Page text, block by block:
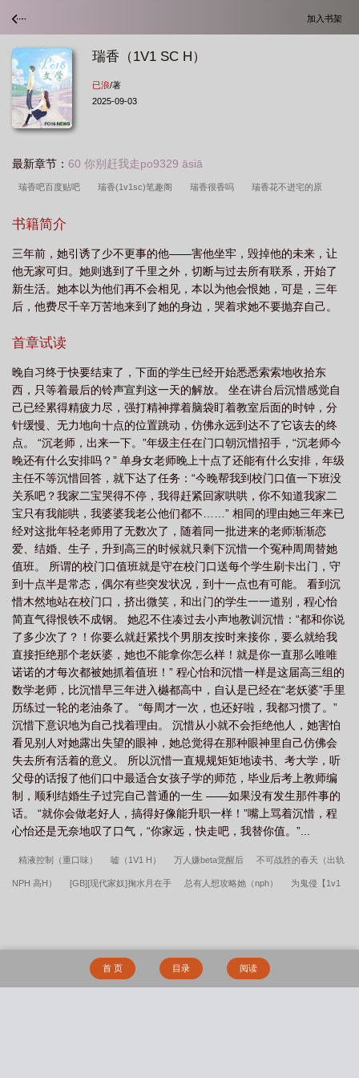
加入书架
瑞香（1V1 SC H）
已浪/著
2025-09-03
最新章节： 60 你别赶我走po9329 āsiā
瑞香吧百度贴吧 瑞香(1v1sc)笔趣阁 瑞香很香吗 瑞香花不进宅的原
香红苹果的优点和缺点
要原因是什么 瑞香为什么叫鬼花 瑞香一年能开几次花 瑞香百科 瑞香香
气 瑞香花 瑞香到底香不香 瑞香香味对人的害处 瑞香花有毒吗 瑞香
最忌讳放三处 瑞香狼毒 瑞香为何叫鬼花 瑞香百度百科 瑞香夏天怎么养
月份成熟 瑞香太香了
度 瑞香料 瑞香是个什么软件 瑞香香味浓吗 瑞香免费阅读 瑞香系列
香烟 瑞香什么意思 瑞香素胶囊什么作用 瑞香花为何不能随便养 瑞香烟
多少钱一包 瑞香耐寒多少度 瑞香有毒吗 适合在室内养吗 瑞香图片 瑞
香香味有毒吗 瑞香又叫什么 瑞香香烟 瑞香红苹果 瑞香郁情全文免费阅
读 瑞香喜阴还是喜阳 瑞香花为啥叫死人花 瑞香花一年开几次花? 瑞香
料是沉香吗 瑞香百度 瑞香料是真正的沉香吗 瑞香 瑞香app是什
么 瑞香料沉香是什么意思 男主叫瑞香的 女主叫瑞香的 瑞香花的养殖方
法与注意事项 瑞香(1V1 SC H)校园最新章节 瑞香是什么意思? 瑞香花图
瑞香是什么香味 瑞香烟 瑞香(1v1sc)作者青云剑心全文免费阅读 瑞
香香味 瑞香花好养吗 瑞香真的香吗 瑞香的香气好闻吗 瑞香红 瑞香
科是沉香吗 瑞香多少钱一包 瑞香资料 瑞香全文免费阅读 瑞香叶子发黄
养 瑞香的香味好闻吗 瑞香香吗? 瑞香科 瑞香花的寓意和象征
书籍简介
三年前，她引诱了少不更事的他——害他坐牢，毁掉他的未来，让
他无家可归。她则逃到了千里之外，切断与过去所有联系，开始了
新生活。她本以为他们再不会相见，本以为他会恨她，可是，三年
后，他费尽千辛万苦地来到了她的身边，哭着求她不要抛弃自己。
首章试读
晚自习终于快要结束了，下面的学生已经开始悉悉索索地收拾东
西，只等着最后的铃声宣判这一天的解放。 坐在讲台后沉惜感觉自
己已经累得精疲力尽，强打精神撑着脑袋盯着教室后面的时钟，分
针缓慢、无力地向十点的位置跳动，仿佛永远到达不了它该去的终
点。 “沉老师，出来一下。”年级主任在门口朝沉惜招手，“沉老师今
晚还有什么安排吗？” 单身女老师晚上十点了还能有什么安排，年级
主任不等沉惜回答，就下达了任务：“今晚帮我到校门口值一下班没
关系吧？我家二宝哭得不停，我得赶紧回家哄哄，你不知道我家二
宝只有我能哄，我婆婆我老公他们都不……” 相同的理由她三年来已
经对这批年轻老师用了无数次了，随着同一批进来的老师渐渐恋
爱、结婚、生子，升到高三的时候就只剩下沉惜一个冤种周周替她
值班。 所谓的校门口值班就是守在校门口送每个学生刷卡出门，守
到十点半是常态，偶尔有些突发状况，到十一点也有可能。 看到沉
惜木然地站在校门口，挤出微笑，和出门的学生一一道别，程心怡
简直气得恨铁不成钢。 她忍不住凑过去小声地教训沉惜：“都和你说
了多少次了？！你要么就赶紧找个男朋友按时来接你，要么就给我
直接拒绝那个老妖婆，她也不能拿你怎么样！就是你一直那么唯唯
诺诺的才每次都被她抓着值班！” 程心怡和沉惜一样是这届高三组的
数学老师，比沉惜早三年进入樾都高中，自认是已经在“老妖婆”手里
历练过一轮的老油条了。 “每周才一次，也还好啦，我都习惯了。”
沉惜下意识地为自己找着理由。 沉惜从小就不会拒绝他人，她害怕
看见别人对她露出失望的眼神，她总觉得在那种眼神里自己仿佛会
失去所有活着的意义。 所以沉惜一直规规矩矩地读书、考大学，听
父母的话报了他们口中最适合女孩子学的师范，毕业后考上教师编
制，顺利结婚生子过完自己普通的一生 ——如果没有发生那件事的
话。 “就你会做老好人，搞得好像能升职一样！”嘴上骂着沉惜，程
心怡还是无奈地叹了口气，“你家远，快走吧，我替你值。”...
精液控制（重口味） 嘘（1V1 H） 万人嫌beta觉醒后 不可战胜的春天（出轨
NPH 高H） [GB][现代家奴]掬水月在手 总有人想攻略她（nph） 为鬼侵【1v1
这样对待妹妹吗（纯百骨科） 和房东姐姐做了之后（百合扶她futa）
首 页 目录 阅读